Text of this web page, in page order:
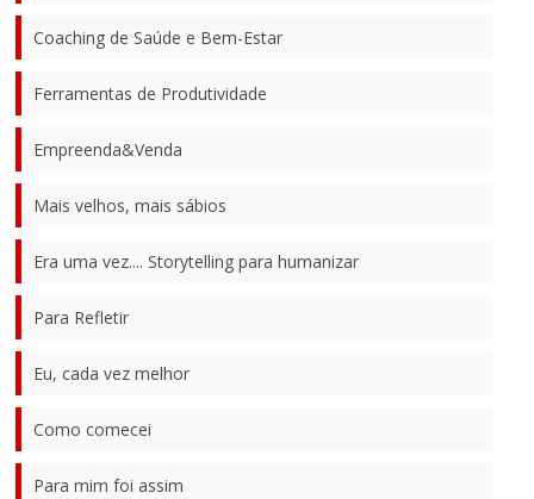
Coaching de Saúde e Bem-Estar
Ferramentas de Produtividade
Empreenda&Venda
Mais velhos, mais sábios
Era uma vez.... Storytelling para humanizar
Para Refletir
Eu, cada vez melhor
Como comecei
Para mim foi assim